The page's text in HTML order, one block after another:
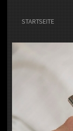
STARTSEITE